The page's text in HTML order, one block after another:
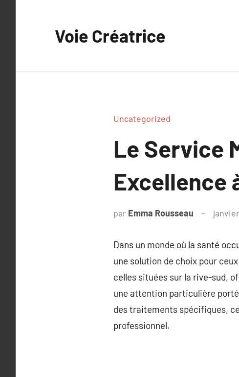
Voie Créatrice
Uncategorized
Le Service
Excellence
par Emma Rousseau
Dans un monde où la santé
une solution de choix pour
celles situées sur la rive-sud,
une attention particulière
des traitements spécifiques,
professionnel.